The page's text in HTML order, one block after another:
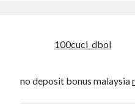
100cuci_dbol
no deposit bonus malaysia